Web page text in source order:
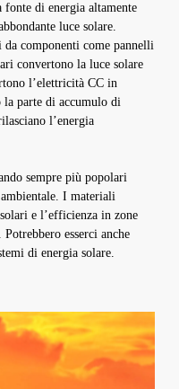
fonte di energia altamente
luce solare.
componenti come pannelli
convertono la luce solare
l’elettricità CC in
parte di accumulo di
l’energia
sempre più popolari
I materiali
e l’efficienza in zone
esserci anche
di energia solare.